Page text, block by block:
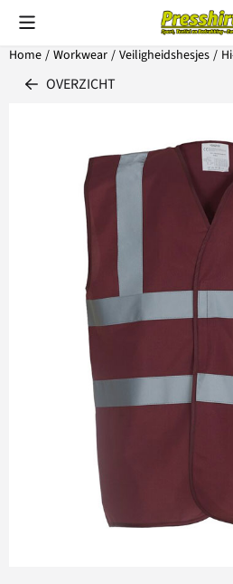
Cookievoorkeuren zijn beschikbaar.
Home / Workwear / Veiligheidshesjes /
OVERZICHT